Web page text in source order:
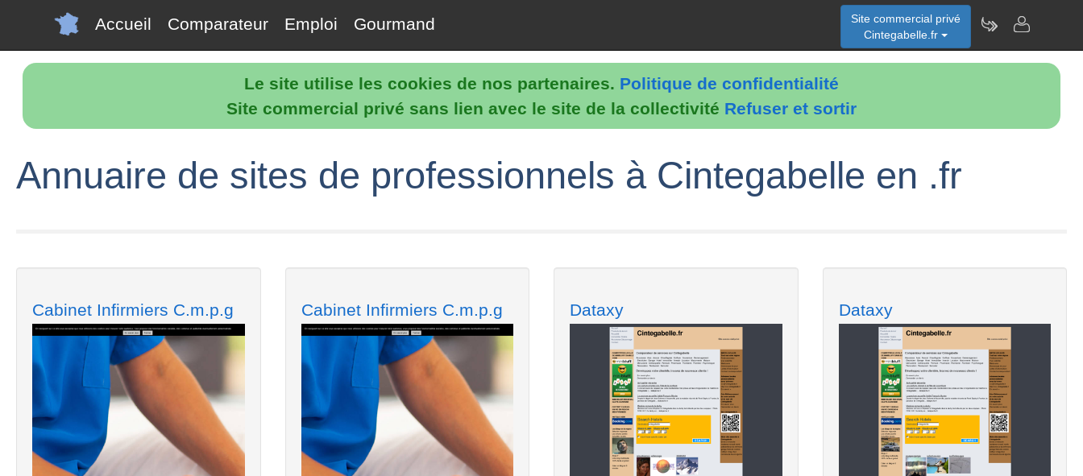
Le site utilise les cookies de nos partenaires. Politique de confidentialité
Site commercial privé sans lien avec le site de la collectivité Refuser et sortir
Accueil Comparateur Emploi Gourmand
Site commercial privé
Cintegabelle.fr
Annuaire de sites de professionnels à Cintegabelle en .fr
Cabinet Infirmiers C.m.p.g Cabinet Infirmiers C.m.p.g Dataxy Dataxy